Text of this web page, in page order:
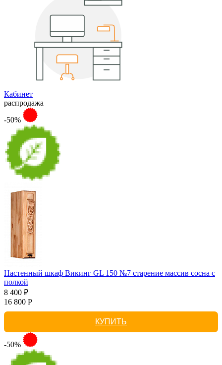
Кабинет
распродажа
-50%
Настенный шкаф Викинг GL 150 №7 старение массив сосна с
полкой
8 400 ₽
16 800 Р
КУПИТЬ
-50%